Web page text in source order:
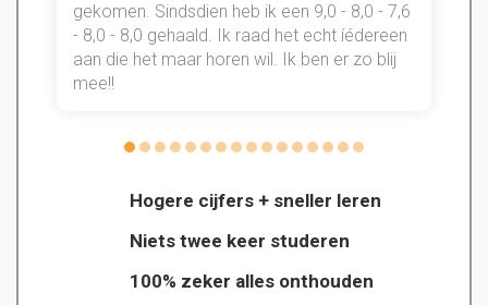
Hogere cijfers + sneller leren
Niets twee keer studeren
100% zeker alles onthouden
gekomen. Sindsdien heb ik een 9,0 - 8,0 - 7,6
- 8,0 - 8,0 gehaald. Ik raad het echt íédereen
aan die het maar horen wil. Ik ben er zo blij
mee!!